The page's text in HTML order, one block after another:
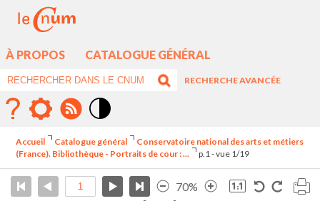
À PROPOS CATALOGUE GÉNÉRAL
RECHERCHE AVANCÉE
élévé
Accueil Catalogue général
Conservatoire national des arts et métiers
(France). Bibliothèque - Portraits de cour : ...
p.1 - vue 1/19
70%